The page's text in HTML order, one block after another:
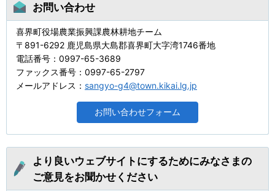
お問い合わせ
喜界町役場農業振興課農林耕地チーム
〒891-6292 鹿児島県大島郡喜界町大字湾1746番地
電話番号：0997-65-3689
ファックス番号：0997-65-2797
メールアドレス： sangyo-g4@town.kikai.lg.jp
より良いウェブサイトにするためにみなさまの
ご意見をお聞かせください